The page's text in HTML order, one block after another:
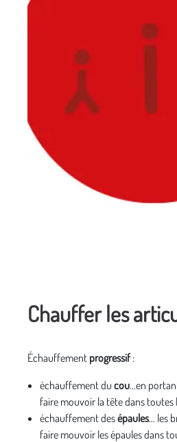
Chauffer les
Échauffement progressif:
échauffement du cou…en
faire mouvoir la tête dans toutes
échauffement desépaules… les
faire mouvoir les épaules dans